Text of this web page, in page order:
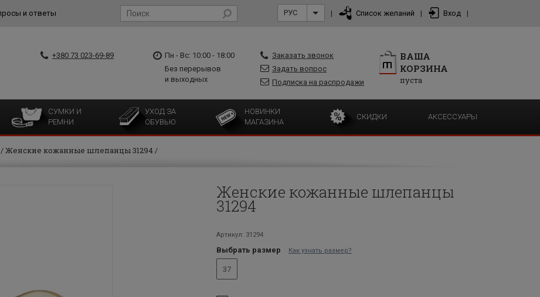
и ответы РУС | Список желаний | Вход |
+380 73 023-69-89
Пн - Вс: 10:00 - 18:00
Без перерывов
и выходных
Заказать звонок
Задать вопрос
Подписка на распродажи
ВАША
КОРЗИНА
пуста
СУМКИ И
РЕМНИ
УХОД ЗА
ОБУВЬЮ
НОВИНКИ
МАГАЗИНА
СКИДКИ АКСЕССУАРЫ
Женские кожанные шлепанцы 31294
Женские кожанные шлепанцы
31294
Артикул: 31294
Выбрать размер Как узнать размер?
37